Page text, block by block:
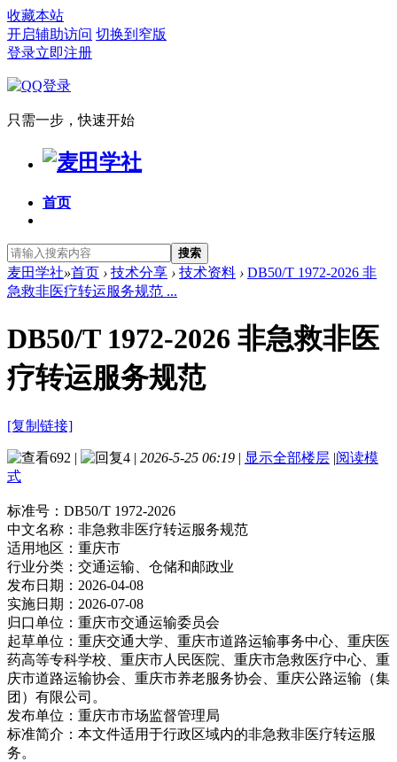
收藏本站
开启辅助访问 切换到窄版
登录立即注册
只需一步，快速开始
首页
搜索
麦田学社»首页 › 技术分享 › 技术资料 › DB50/T 1972-2026 非
急救非医疗转运服务规范 ...
DB50/T 1972-2026 非急救非医
疗转运服务规范
[复制链接]
692 | 4 | 2026-5-25 06:19 | 显示全部楼层 |阅读模
式
标准号： DB50/T 1972-2026
中文名称： 非急救非医疗转运服务规范
适用地区： 重庆市
行业分类： 交通运输、仓储和邮政业
发布日期： 2026-04-08
实施日期： 2026-07-08
归口单位： 重庆市交通运输委员会
起草单位： 重庆交通大学、重庆市道路运输事务中心、重庆医
药高等专科学校、重庆市人民医院、重庆市急救医疗中心、重
庆市道路运输协会、重庆市养老服务协会、重庆公路运输（集
团）有限公司。
发布单位： 重庆市市场监督管理局
标准简介： 本文件适用于行政区域内的非急救非医疗转运服
务。